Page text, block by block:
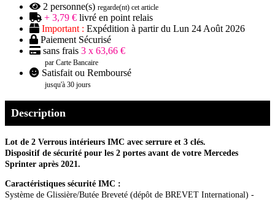
2 personne(s) regarde(nt) cet article
+ 3,79 € livré en point relais
Important : Expédition à partir du Lun 24 Août 2026
Paiement Sécurisé
sans frais 3 x 63,66 €
par Carte Bancaire
Satisfait ou Remboursé
jusqu'à 30 jours
Description
Lot de 2 Verrous intérieurs IMC avec serrure et 3 clés.
Dispositif de sécurité pour les 2 portes avant de votre Mercedes
Sprinter après 2021.
Caractéristiques sécurité IMC :
Système de Glissière/Butée Breveté (dépôt de BREVET International) -